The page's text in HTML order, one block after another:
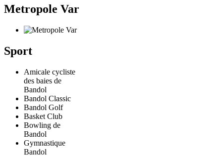
Metropole Var
Sport
Amicale cycliste
des baies de
Bandol
Bandol Classic
Bandol Golf
Basket Club
Bowling de
Bandol
Gymnastique
Bandol